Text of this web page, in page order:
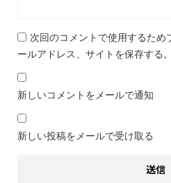
次回のコメントで使用するため
ールアドレス、サイトを保存する。
新しいコメントをメールで通知
新しい投稿をメールで受け取る